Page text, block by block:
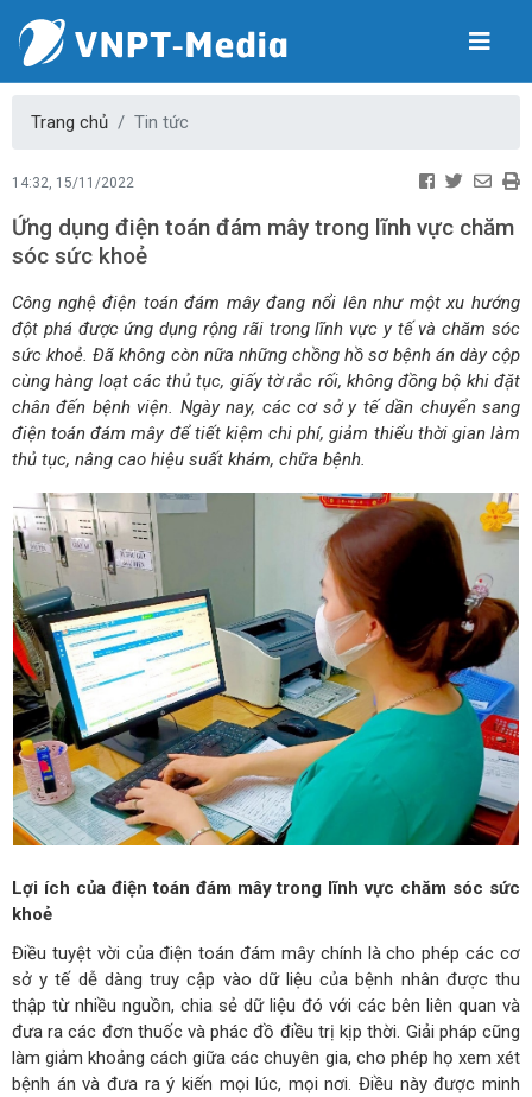
Trang chủ Tin tức
14:32, 15/11/2022
Ứng dụng điện toán đám mây trong lĩnh vực chăm
sóc sức khoẻ
Công nghệ điện toán đám mây đang nổi lên như một xu hướng
đột phá được ứng dụng rộng rãi trong lĩnh vực y tế và chăm sóc
sức khoẻ. Đã không còn nữa những chồng hồ sơ bệnh án dày cộp
cùng hàng loạt các thủ tục, giấy tờ rắc rối, không đồng bộ khi đặt
chân đến bệnh viện. Ngày nay, các cơ sở y tế dần chuyển sang
điện toán đám mây để tiết kiệm chi phí, giảm thiểu thời gian làm
thủ tục, nâng cao hiệu suất khám, chữa bệnh.
Lợi ích của điện toán đám mây trong lĩnh vực chăm sóc sức
khoẻ
Điều tuyệt vời của điện toán đám mây chính là cho phép các cơ
sở y tế dễ dàng truy cập vào dữ liệu của bệnh nhân được thu
thập từ nhiều nguồn, chia sẻ dữ liệu đó với các bên liên quan và
đưa ra các đơn thuốc và phác đồ điều trị kịp thời. Giải pháp cũng
làm giảm khoảng cách giữa các chuyên gia, cho phép họ xem xét
bệnh án và đưa ra ý kiến mọi lúc, mọi nơi. Điều này được minh